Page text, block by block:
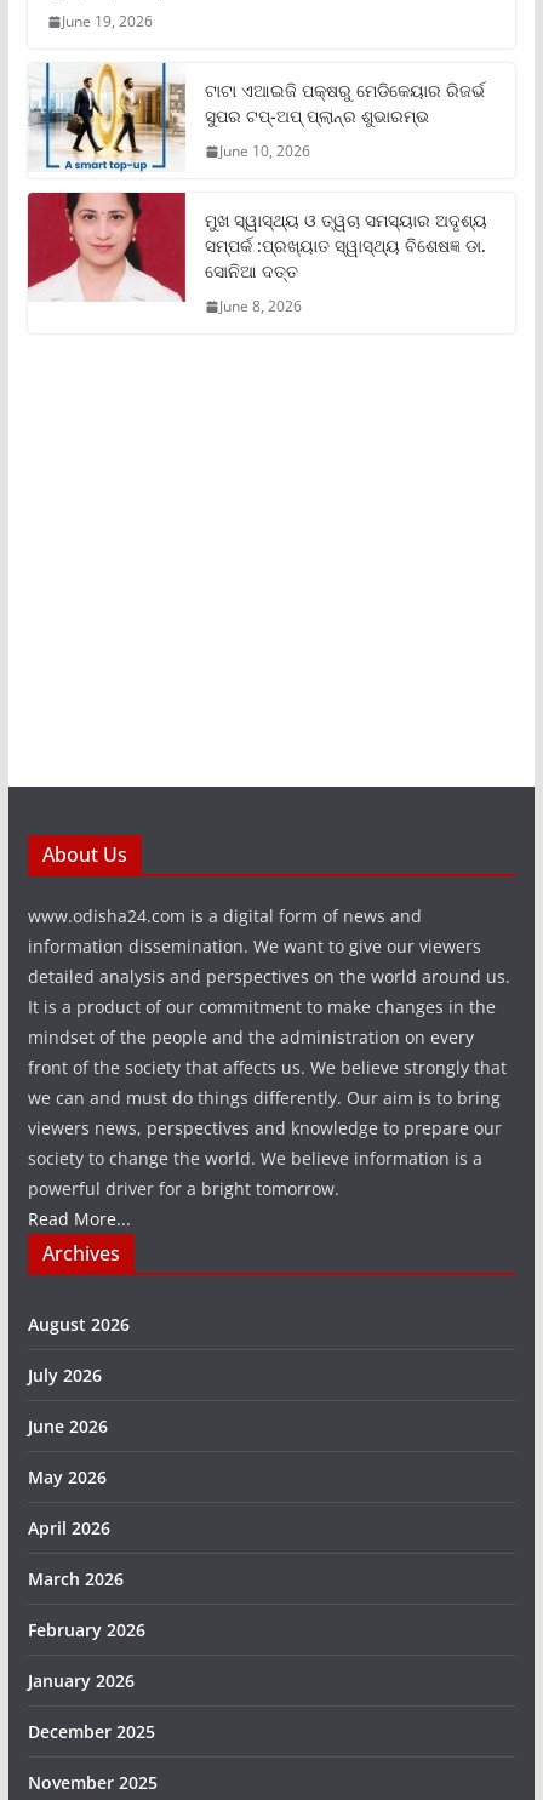
June 19, 2026
ଟାଟା ଏଆଇଜି ପକ୍ଷରୁ ମେଡିକେୟାର ରିଜର୍ଭ
ସୁପର ଟପ୍‌-ଅପ୍ ପ୍ଲାନ୍‌ର ଶୁଭାରମ୍ଭ
June 10, 2026
ମୁଖ ସ୍ୱାସ୍ଥ୍ୟ ଓ ତ୍ୱଚା ସମସ୍ୟାର ଅଦୃଶ୍ୟ
ସମ୍ପର୍କ :ପ୍ରଖ୍ୟାତ ସ୍ୱାସ୍ଥ୍ୟ ବିଶେଷଜ୍ଞ ଡା.
ସୋନିଆ ଦତ୍ତ
June 8, 2026
About Us
www.odisha24.com is a digital form of news and
information dissemination. We want to give our viewers
detailed analysis and perspectives on the world around us.
It is a product of our commitment to make changes in the
mindset of the people and the administration on every
front of the society that affects us. We believe strongly that
we can and must do things differently. Our aim is to bring
viewers news, perspectives and knowledge to prepare our
society to change the world. We believe information is a
powerful driver for a bright tomorrow.
Read More...
Archives
August 2026
July 2026
June 2026
May 2026
April 2026
March 2026
February 2026
January 2026
December 2025
November 2025